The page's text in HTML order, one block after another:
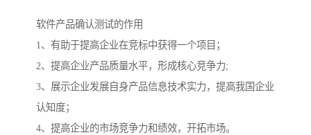
软件产品确认测试的作用
1、有助于提高企业在竞标中获得一个项目；
2、提高企业产品质量水平，形成核心竞争力;
3、展示企业发展自身产品信息技术实力，提高我国企业
认知度；
4、提高企业的市场竞争力和绩效，开拓市场。